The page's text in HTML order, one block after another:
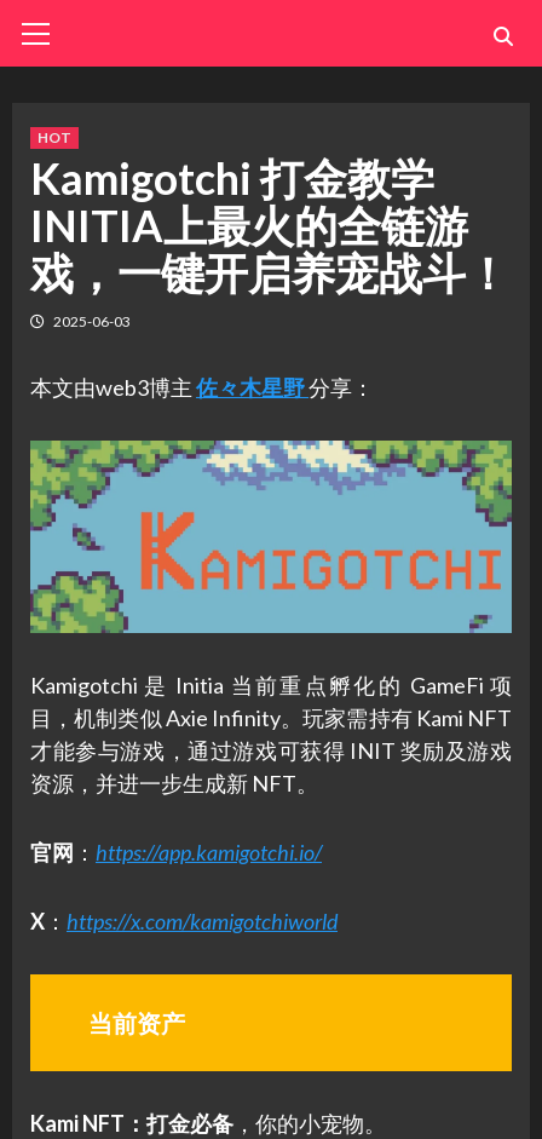
Menu
HOT
Kamigotchi 打金教学
INITIA上最火的全链游
戏，一键开启养宠战斗！
2025-06-03
本文由web3博主佐々木星野分享：
Kamigotchi 是 Initia 当前重点孵化的 GameFi 项
目，机制类似 Axie Infinity。玩家需持有 Kami NFT
才能参与游戏，通过游戏可获得 INIT 奖励及游戏
资源，并进一步生成新 NFT。
官网 ： https://app.kamigotchi.io/
X ： https://x.com/kamigotchiworld
当前资产
Kami NFT：打金必备 ，你的小宠物。